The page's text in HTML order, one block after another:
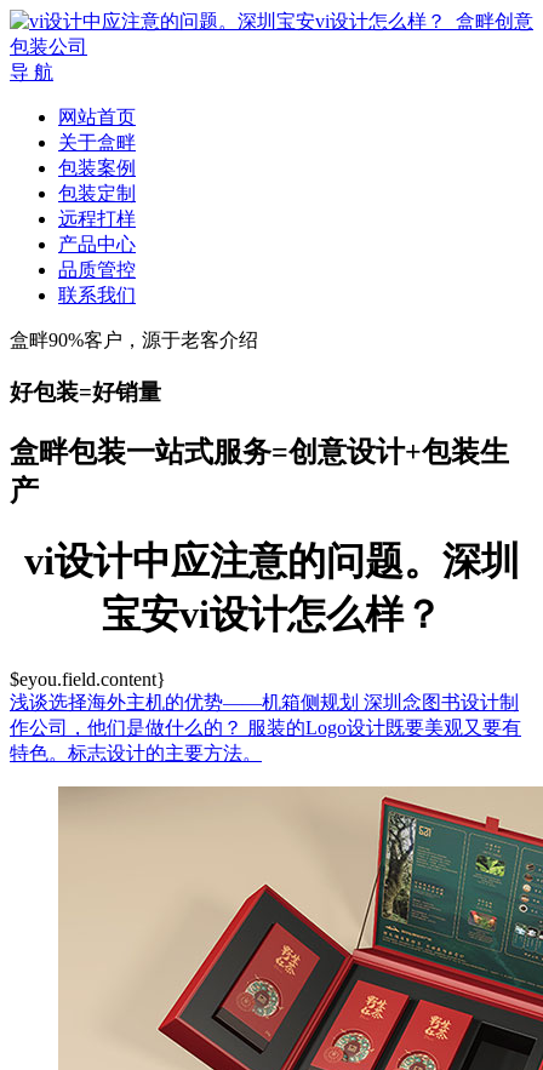
导 航
网站首页
关于盒畔
包装案例
包装定制
远程打样
产品中心
品质管控
联系我们
盒畔90%客户，源于老客介绍
好包装=好销量
盒畔包装一站式服务=创意设计+包装生
产
vi设计中应注意的问题。深圳
宝安vi设计怎么样？
$eyou.field.content}
浅谈选择海外主机的优势——机箱侧规划 深圳念图书设计制
作公司，他们是做什么的？ 服装的Logo设计既要美观又要有
特色。标志设计的主要方法。